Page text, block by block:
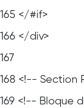
165 </#if>
166 </div>
167
168 <!-- Section
169 <!-- Bloque